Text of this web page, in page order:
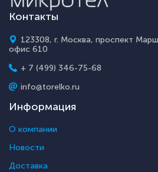
Контакты
123308, г. Москва, проспект
офис 610
+ 7 (499) 346-75-68
info@torelko.ru
Информация
О компании
Новости
Доставка